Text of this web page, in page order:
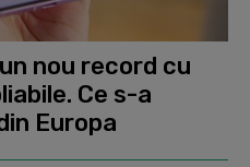
nou record cu
Ce s-a
Europa